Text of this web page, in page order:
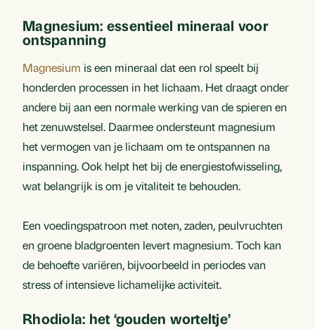
Magnesium: essentieel mineraal voor
ontspanning
Magnesium is een mineraal dat een rol speelt bij
honderden processen in het lichaam. Het draagt onder
andere bij aan een normale werking van de spieren en
het zenuwstelsel. Daarmee ondersteunt magnesium
het vermogen van je lichaam om te ontspannen na
inspanning. Ook helpt het bij de energiestofwisseling,
wat belangrijk is om je vitaliteit te behouden.
Een voedingspatroon met noten, zaden, peulvruchten
en groene bladgroenten levert magnesium. Toch kan
de behoefte variëren, bijvoorbeeld in periodes van
stress of intensieve lichamelijke activiteit.
Rhodiola: het ‘gouden worteltje’